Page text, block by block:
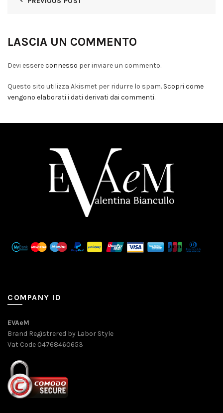
LASCIA UN COMMENTO
Devi essereconnesso per inviare un commento.
Questo sito utilizza Akismet per ridurre lo spam. Scopri come
vengono elaborati i dati derivati dai commenti.
COMPANY ID
EVAeM
Brand Registrered by Labor Style
Vat Code 04768460653